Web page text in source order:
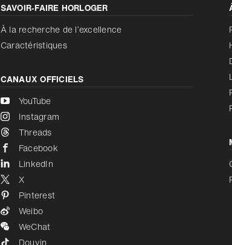
Augmenter le contraste
Désactivé
SAVOIR‑FAIRE HORLOGER
À la recherche de l’excellence
Caractéristiques
CANAUX OFFICIELS
YouTube
Instagram
Threads
Facebook
LinkedIn
X
Pinterest
Weibo
WeChat
Douyin